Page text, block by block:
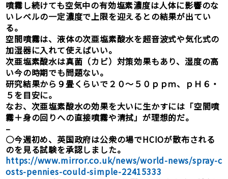
噴霧し続けても空気中の有効塩素濃度は人体に影響のな
いレベルの一定濃度で上限を迎えるとの結果が出てい
る。
空間噴霧は、液体の次亜塩素酸水を超音波式や気化式の
加湿器に入れて使えばいい。
次亜塩素酸水は真菌（カビ）対策効果もあり、湿度の高
い今の時期でも問題ない。
研究結果から９畳くらいで２０～５０ｐｐｍ、ｐＨ６・
５を目安に。
なお、次亜塩素酸水の効果を大いに生かすには「空間噴
霧＋身の回りへの直接噴霧や清拭」が理想的だ。
–
○今週初め、英国政府は公衆の場でHCIOが散布される
のを見る試験を承認しました。
https://www.mirror.co.uk/news/world-news/spray-c
osts-pennies-could-simple-22415333